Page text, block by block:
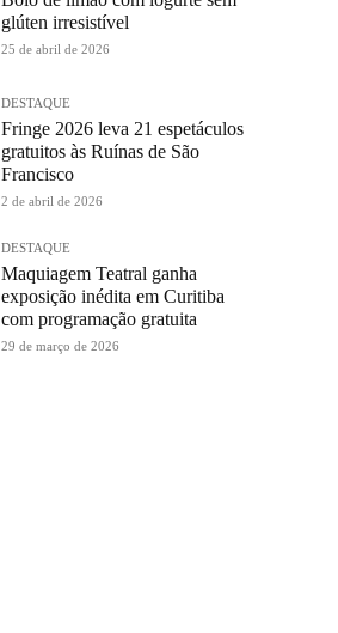
glúten irresistível
25 de abril de 2026
DESTAQUE
Fringe 2026 leva 21 espetáculos
gratuitos às Ruínas de São
Francisco
2 de abril de 2026
DESTAQUE
Maquiagem Teatral ganha
exposição inédita em Curitiba
com programação gratuita
29 de março de 2026